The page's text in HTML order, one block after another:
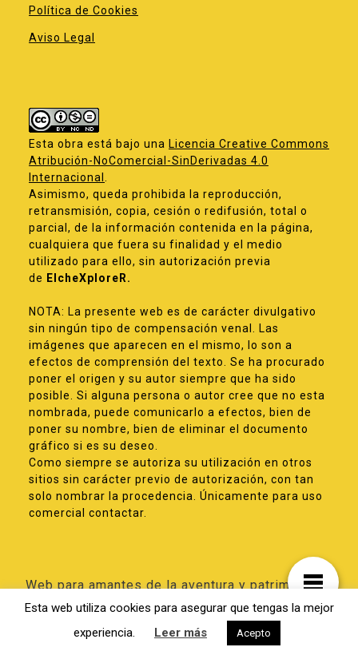
Política de Cookies
Aviso Legal
Esta obra está bajo una Licencia Creative Commons
Atribución-NoComercial-SinDerivadas 4.0
Internacional .
Asimismo, queda prohibida la reproducción,
retransmisión, copia, cesión o redifusión, total o
parcial, de la información contenida en la página,
cualquiera que fuera su finalidad y el medio
utilizado para ello, sin autorización previa
de ElcheXploreR.
NOTA: La presente web es de carácter divulgativo
sin ningún tipo de compensación venal. Las
imágenes que aparecen en el mismo, lo son a
efectos de comprensión del texto. Se ha procurado
poner el origen y su autor siempre que ha sido
posible. Si alguna persona o autor cree que no esta
nombrada, puede comunicarlo a efectos, bien de
poner su nombre, bien de eliminar el documento
gráfico si es su deseo.
Como siempre se autoriza su utilización en otros
sitios sin carácter previo de autorización, con tan
solo nombrar la procedencia. Únicamente para uso
comercial contactar.
Web para amantes de la aventura y patrimonio
de Elche
Esta web utiliza cookies para asegurar que tengas la mejor
experiencia.
Leer más Acepto